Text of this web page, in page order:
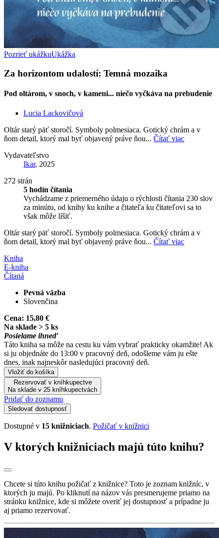
Pozrieť ukážkuUkážka
Za horizontom udalostí: Temná mozaika
Pod oltárom, v snoch, v kameni... niečo vyčkáva na prebudenie
Lucia Lackovičová
Oltár starý päť storočí. Symboly polmesiaca. Gotický chrám a v
ňom detail, ktorý mal byť objavený práve ňou... Čítať viac
Vydavateľstvo
Ikar, 2025
272 strán
5 hodín čítania
Vychádzame z priemerného údaju o rýchlosti čítania 230 slov
za minútu, od knihy ku knihe a čitateľa ku čitateľovi sa to
však môže líšiť.
Oltár starý päť storočí. Symboly polmesiaca. Gotický chrám a v
ňom detail, ktorý mal byť objavený práve ňou... Čítať viac
Kniha
E-kniha
Čítaná
Pevná väzba
Slovenčina
Cena: 15,80 €
Na sklade > 5 ks
Posielame ihneď
Táto kniha sa môže na cestu ku vám vybrať prakticky okamžite! Ak
si ju objednáte do 13:00 v pracovný deň, odošleme vám ju ešte
dnes, inak najneskôr nasledujúci pracovný deň.
Vložiť do košíka
Rezervovať v kníhkupectve
Na sklade v 25 kníhkupectvách
Pridať do zoznamu
Sledovať dostupnosť
Dostupné v 15 knižniciach. Požičať v knižnici
V ktorých knižniciach majú túto knihu?
Chcete si túto knihu požičať z knižnice? Toto je zoznam knižníc, v
ktorých ju majú. Po kliknutí na názov vás presmerujeme priamo na
stránku knižnice, kde si môžete overiť jej dostupnosť a prípadne ju
aj priamo rezervovať.